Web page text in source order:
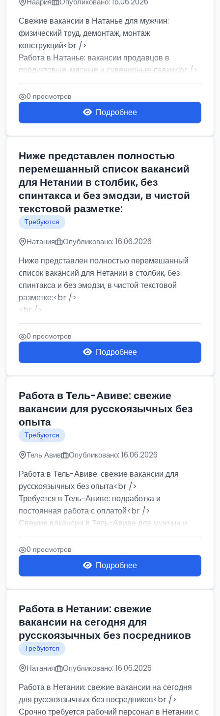
Свежие вакансии в Натанье для мужчин:
физический труд, демонтаж, монтаж
конструкций<br />
Работа в Натанье: вакансии продавцов в
продуктовые, мясные и сувенирные лавки<br />
Разнорабочий на сборку м...
0 просмотров
Подробнее
Ниже представлен полностью
перемешанный список вакансий
для Нетании в столбик, без
спинтакса и без эмодзи, в чистой
текстовой разметке:
Требуются
Натания Опубликовано: 16.06.2026
Ниже представлен полностью перемешанный
список вакансий для Нетании в столбик, без
спинтакса и без эмодзи, в чистой текстовой
разметке:<br />
<br />
Работа в Нетании на мебельном производстве:
требу...
0 просмотров
Подробнее
Работа в Тель-Авиве: свежие
вакансии для русскоязычных без
опыта
Требуются
Тель Авив Опубликовано: 16.06.2026
Работа в Тель-Авиве: свежие вакансии для
русскоязычных без опыта<br />
Требуется в Тель-Авиве: подработка и
постоянная работа с оплатой<br />
Свежие вакансии в Тель-Авиве для мужчин и
женщин от хозя...
0 просмотров
Подробнее
Работа в Нетании: свежие
вакансии на сегодня для
русскоязычных без посредников
Требуются
Натания Опубликовано: 16.06.2026
Работа в Нетании: свежие вакансии на сегодня
для русскоязычных без посредников<br />
Срочно требуется рабочий персонал в Нетании с